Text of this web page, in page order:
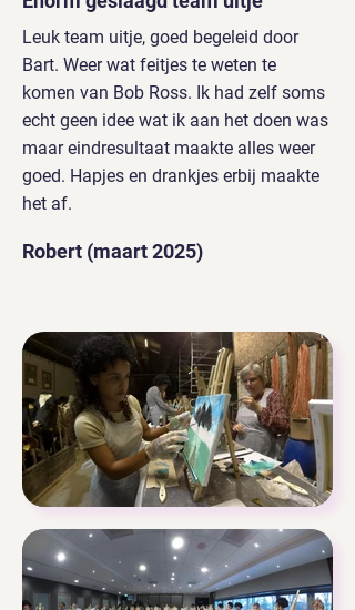
Leuk team uitje, goed begeleid door
Bart. Weer wat feitjes te weten te
komen van Bob Ross. Ik had zelf soms
echt geen idee wat ik aan het doen was
maar eindresultaat maakte alles weer
goed. Hapjes en drankjes erbij maakte
het af.
Robert (maart 2025)